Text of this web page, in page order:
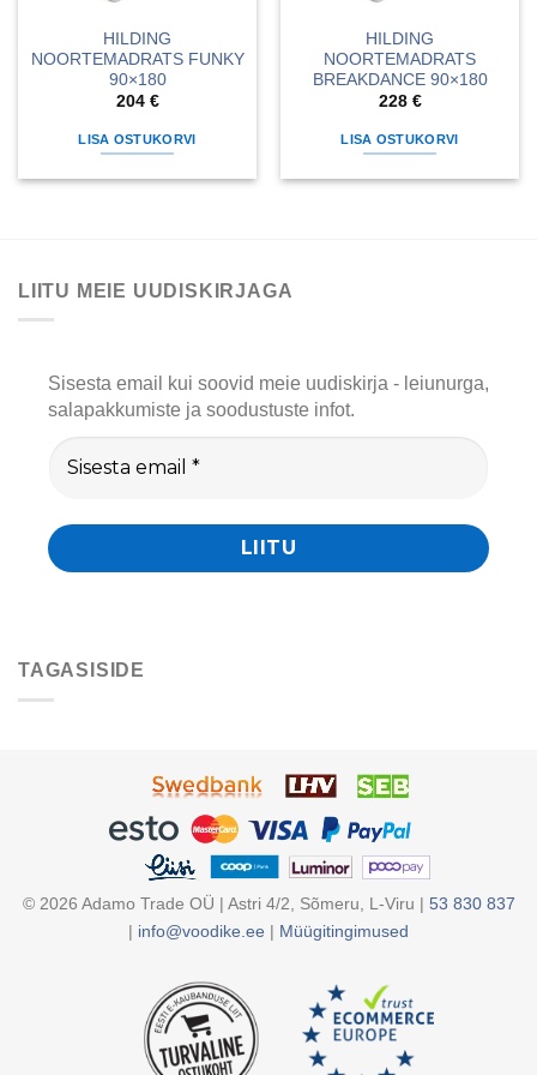
HILDING
NOORTEMADRATS FUNKY
90×180
204 €
LISA OSTUKORVI
HILDING
NOORTEMADRATS
BREAKDANCE 90×180
228 €
LISA OSTUKORVI
LIITU MEIE UUDISKIRJAGA
Sisesta email kui soovid meie uudiskirja - leiunurga,
salapakkumiste ja soodustuste infot.
TAGASISIDE
© 2026 Adamo Trade OÜ | Astri 4/2, Sõmeru, L-Viru | 53 830 837
| info@voodike.ee | Müügitingimused